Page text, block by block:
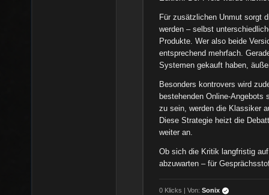
Für zusätzlichen Unmut sorgt
werden – selbst
Produkte. Wer also beide
entsprechend mehrfach.
Systemen gekauft haben,
Besonders kontrovers wird
bestehenden Online-
zu sein, werden die Klassiker
Diese Strategie heizt die
weiter an.
Ob sich die Kritik langfristig
abzuwarten – für
0 Klicks | Von:Sonix